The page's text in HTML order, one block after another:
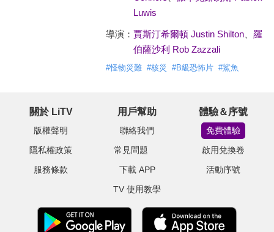
Luwis
導演： 賈斯汀希爾頓 Justin Shilton、 羅
伯薩沙利 Rob Zazzali
#怪物災難 #核災 #B級恐怖片 #鯊魚
關於 LiTV
版權聲明
隱私權政策
服務條款
用戶幫助
聯絡我們
常見問題
下載 APP
TV 使用教學
體驗＆序號
免費體驗
啟用兌換卷
活動序號